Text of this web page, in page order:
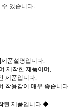
있습니다.
품설명입니다.
제작한 제품이며,
제품입니다.
착용감이 매우 좋습니다.
된 제품입니다.◆